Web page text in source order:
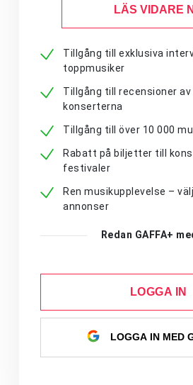
LÄS VIDARE
Tillgång till exklusiva
toppmusiker
Tillgång till recensioner
konserterna
Tillgång till över 10 000
Rabatt på biljetter till
festivaler
Ren musikupplevelse –
annonser
Redan GAFFA+
LOGGA IN
LOGGA IN MED